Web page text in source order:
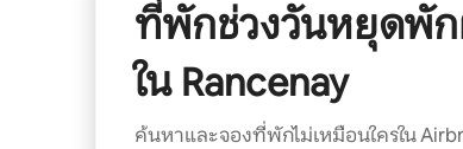
ที่พักช่วงวันหยุดพั
ใน Rancenay
ค้นหาและจองที่พักไม่เหมือนใครใน